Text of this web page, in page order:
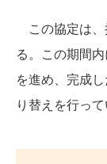
この協定は、
る。この期間
を進め、完成
り替えを行って